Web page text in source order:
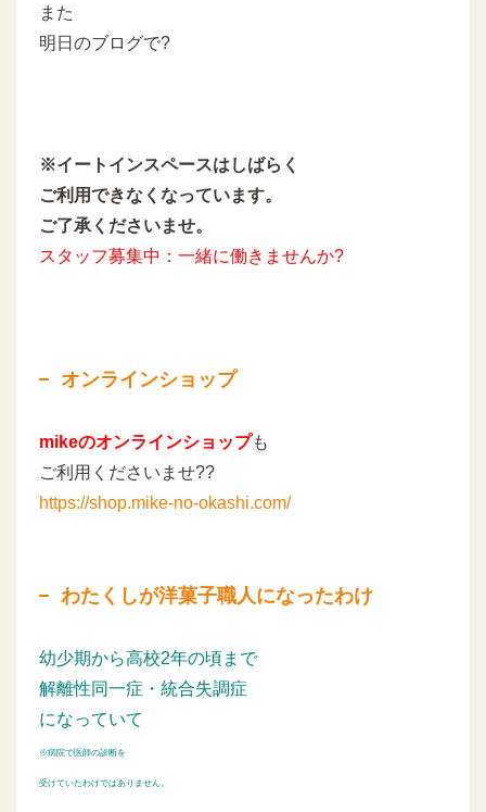
また
明日のブログで?
※イートインスペースはしばらく
ご利用できなくなっています。
ご了承くださいませ。
スタッフ募集中：一緒に働きませんか?
オンラインショップ
mikeのオンラインショップも
ご利用くださいませ??
https://shop.mike-no-okashi.com/
わたくしが洋菓子職人になったわけ
幼少期から高校2年の頃まで
解離性同一症・統合失調症
になっていて
※病院で医師の診断を
受けていたわけではありません。